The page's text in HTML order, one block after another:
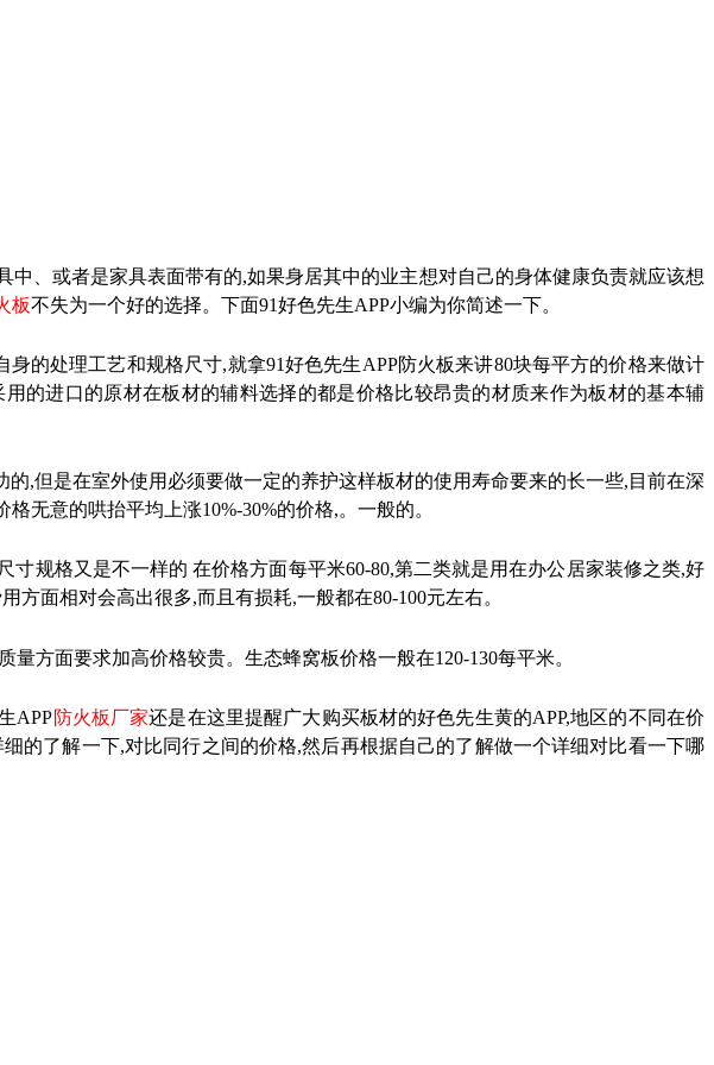
、或者是家具表面带有的,如果身居其中的业主想对自己的身体健康负责就应该想
板不失为一个好的选择。下面91好色先生APP小编为你简述一下。
身的处理工艺和规格尺寸,就拿91好色先生APP防火板来讲80块每平方的价格来做计
的进口的原材在板材的辅料选择的都是价格比较昂贵的材质来作为板材的基本辅
的,但是在室外使用必须要做一定的养护这样板材的使用寿命要来的长一些, 目前在深
格无意的哄抬平均上涨10%-30%的价格,。一般的。
寸规格又是不一样的 在价格方面每平米60-80,第二类就是用在办公居家装修之类,好
方面相对会高出很多,而且有损耗,一般都在80-100元左右。
量方面要求加高价格较贵。生态蜂窝板价格一般在120-130每平米。
APP防火板厂家还是在这里提醒广大购买板材的好色先生黄的APP,地区的不同在价
的了解一下,对比同行之间的价格,然后再根据自己的了解做一个详细对比看一下哪